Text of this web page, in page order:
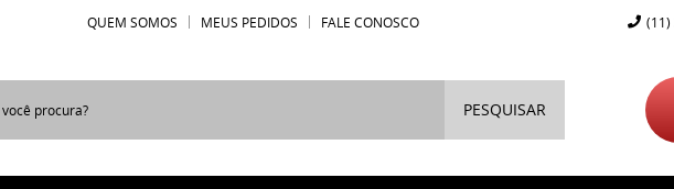
QUEM SOMOS MEUS PEDIDOS FALE CONOSCO (11)
PESQUISAR